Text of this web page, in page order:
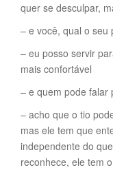
quer se desculpar,
– e você, qual o seu
– eu posso servir
mais confortável
– e quem pode falar
– acho que o tio
mas ele tem que
independente do
reconhece, ele tem